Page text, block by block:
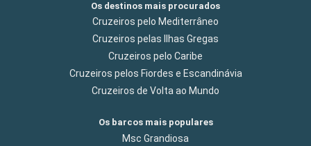
Os destinos mais procurados
Cruzeiros pelo Mediterrâneo
Cruzeiros pelas Ilhas Gregas
Cruzeiros pelo Caribe
Cruzeiros pelos Fiordes e Escandinávia
Cruzeiros de Volta ao Mundo
Os barcos mais populares
Msc Grandiosa